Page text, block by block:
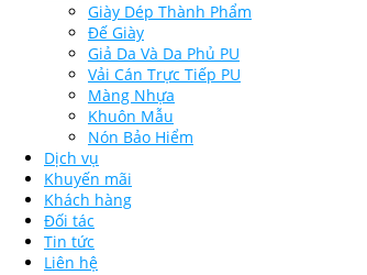
Giày Dép Thành Phẩm
Đế Giày
Giả Da Và Da Phủ PU
Vải Cán Trực Tiếp PU
Màng Nhựa
Khuôn Mẫu
Nón Bảo Hiểm
Dịch vụ
Khuyến mãi
Khách hàng
Đối tác
Tin tức
Liên hệ